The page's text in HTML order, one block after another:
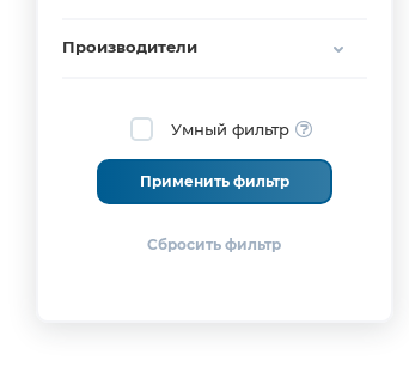
Производители
Rexant(3)
Electronics
(6)
TDM
ELECTRIC(14)
ИНТЕРСКОЛ(19)
Умный фильтр
Применить фильтр